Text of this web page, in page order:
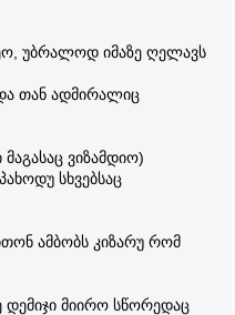
უბრალოდ იმაზე ღელავს
თან ადმირალიც
ვიზამდიო)
სხვებსაც
ამბობს კიზარუ რომ
დემიჯი მიირო სწორედაც